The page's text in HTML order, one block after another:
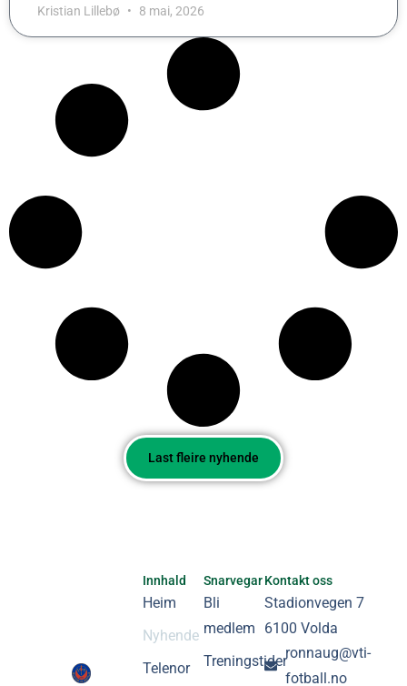
Kristian Lillebø 8 mai, 2026
Last fleire nyhende
Snarvegar
Bli
medlem
Treningstider
Innhald
Heim
Nyhende
Telenor
Kontakt oss
Stadionvegen 7
6100 Volda
ronnaug@vti-
fotball.no